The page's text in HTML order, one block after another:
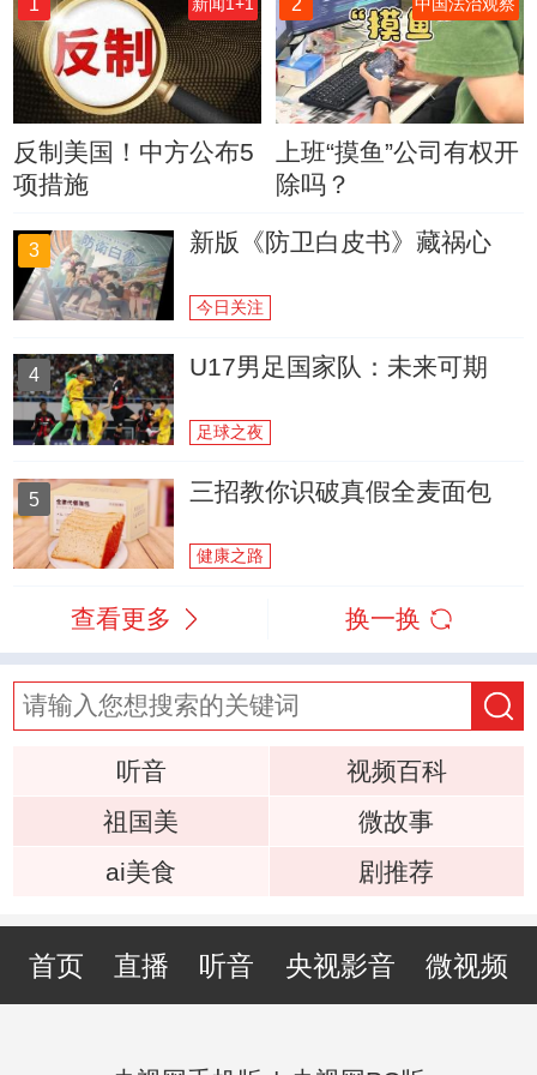
1 新闻1+1
反制美国！中方公布5
项措施
2 中国法治观察
上班“摸鱼”公司有权开
除吗？
3 新版《防卫白皮书》藏祸心
今日关注
4 U17男足国家队：未来可期
足球之夜
5 三招教你识破真假全麦面包
健康之路
查看更多 换一换
听音
视频百科
祖国美
微故事
ai美食
剧推荐
首页 直播 听音 央视影音 微视频